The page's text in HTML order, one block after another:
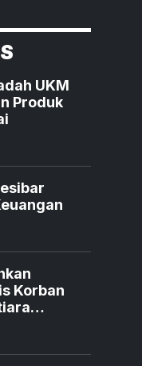
UKM
Produk
Korban